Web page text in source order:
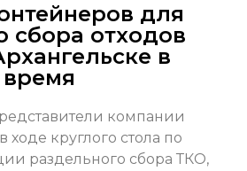
для
сбора отходов
в
компании
ходе круглого стола по
раздельного сбора ТКО,